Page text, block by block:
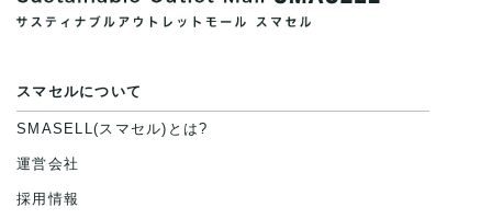
スマセルについて
SMASELL(スマセル)とは?
運営会社
採用情報